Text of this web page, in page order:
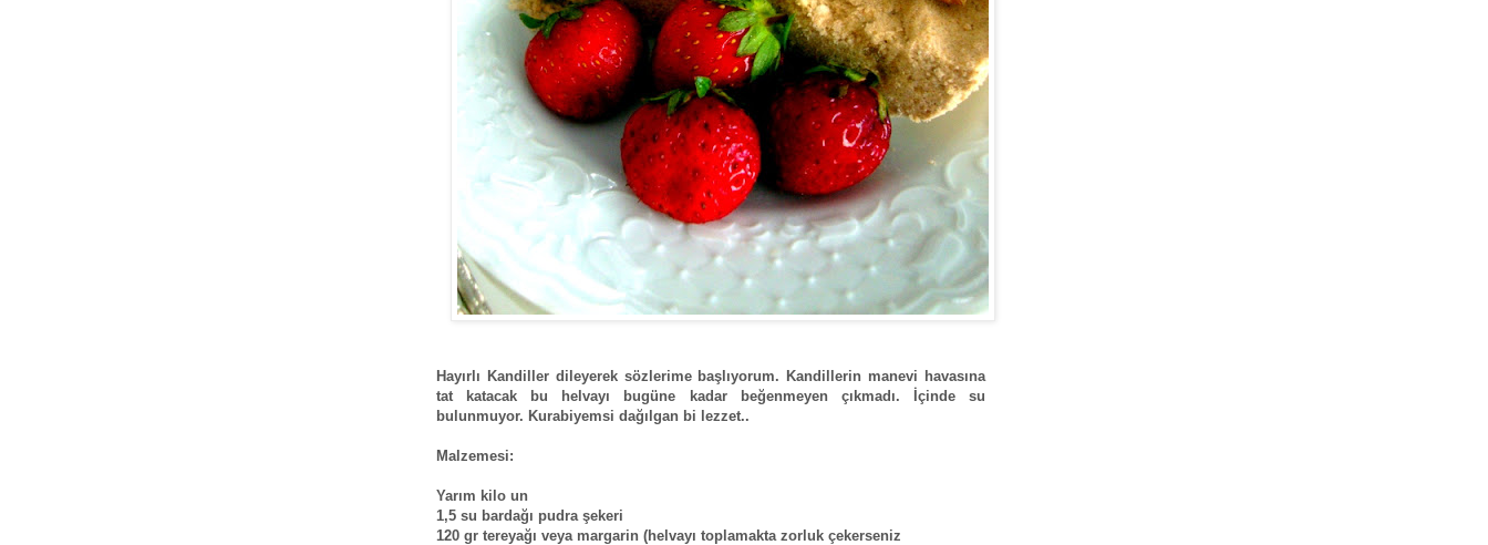
Hayırlı Kandiller dileyerek sözlerime başlıyorum. Kandillerin manevi havasına
tat katacak bu helvayı bugüne kadar beğenmeyen çıkmadı. İçinde su
bulunmuyor. Kurabiyemsi dağılgan bi lezzet..
Malzemesi:
Yarım kilo un
1,5 su bardağı pudra şekeri
120 gr tereyağı veya margarin (helvayı toplamakta zorluk çekerseniz